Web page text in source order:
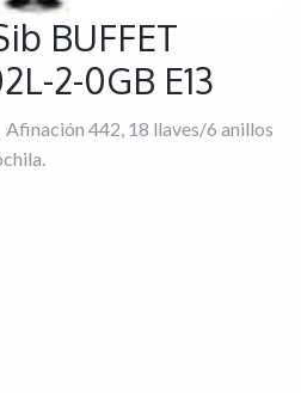
BUFFET
2-0GB E13
Afinación 442, 18 llaves/6 anillos